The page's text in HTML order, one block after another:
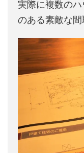
実際に複数の
のある素敵な間